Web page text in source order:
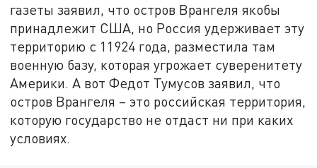
газеты заявил, что остров Врангеля якобы
принадлежит США, но Россия удерживает эту
территорию с 11924 года, разместила там
военную базу, которая угрожает суверенитету
Америки. А вот Федот Тумусов заявил, что
остров Врангеля – это российская территория,
которую государство не отдаст ни при каких
условиях.